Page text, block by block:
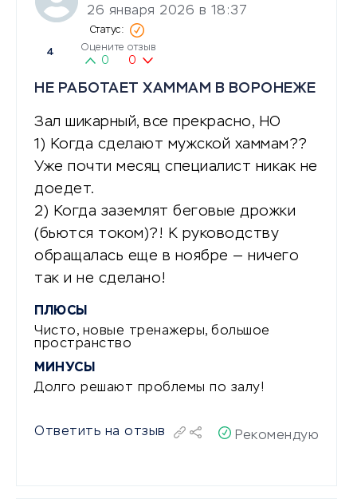
26 января 2026 в 18:37
4 Оцените отзыв
0 0
НЕ РАБОТАЕТ ХАММАМ В ВОРОНЕЖЕ
Зал шикарный, все прекрасно, НО
1) Когда сделают мужской хаммам??
Уже почти месяц специалист никак не
доедет.
2) Когда заземлят беговые дрожки
(бьются током)?! К руководству
обращалась еще в ноябре — ничего
так и не сделано!
ПЛЮСЫ
Чисто, новые тренажеры, большое
пространство
МИНУСЫ
Долго решают проблемы по залу!
Ответить на отзыв Рекомендую